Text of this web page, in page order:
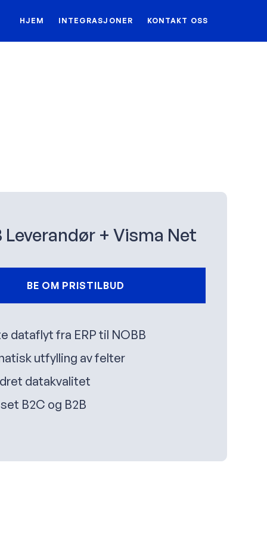
HJEM INTEGRASJONER KONTAKT OSS
Leverandør + Visma Net
BE OM PRISTILBUD
dataflyt fra ERP til NOBB
utfylling av felter
datakvalitet
B2C og B2B